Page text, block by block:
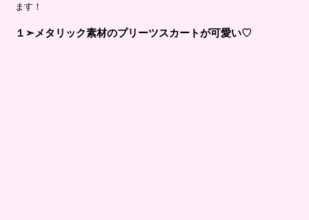
ます！
１➣メタリック素材のプリーツスカートが可愛い♡